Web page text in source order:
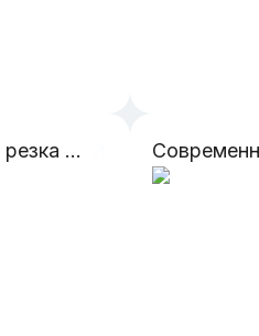
Тема 1.3. Газовая сварка и резка металл